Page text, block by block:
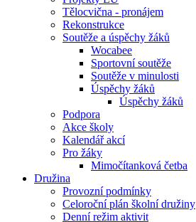
Tělocvična - pronájem
Rekonstrukce
Soutěže a úspěchy žáků
Wocabee
Sportovní soutěže
Soutěže v minulosti
Úspěchy žáků
Úspěchy žáků
Podpora
Akce školy
Kalendář akcí
Pro žáky
Mimočítanková četba
Družina
Provozní podmínky
Celoroční plán školní družiny
Denní režim aktivit